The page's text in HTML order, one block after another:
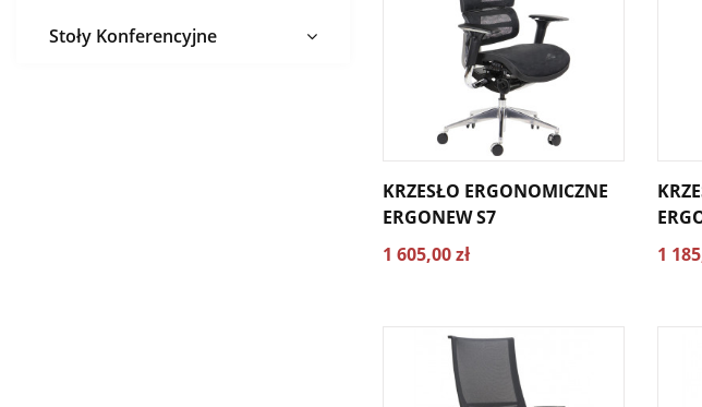
KRZESŁO ERGONOMICZNE
ERGONEW S7
1 605,00 zł
1
Stoły Konferencyjne